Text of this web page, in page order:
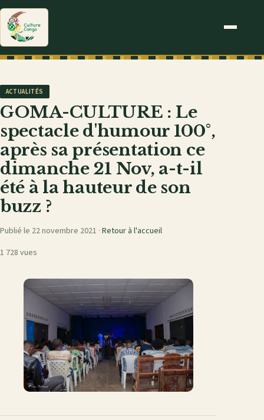
ACTUALITÉS
GOMA-CULTURE : Le
spectacle d'humour 100°,
après sa présentation ce
dimanche 21 Nov, a-t-il
été à la hauteur de son
buzz ?
Publié le 22 novembre 2021 · Retour à l'accueil
1 728 vues